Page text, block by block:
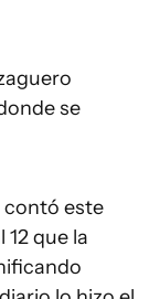
se
contó este
que la